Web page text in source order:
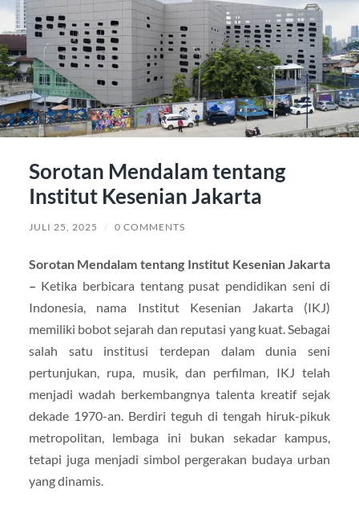
Sorotan Mendalam tentang
Institut Kesenian Jakarta
JULI 25, 2025 / 0 COMMENTS
Sorotan Mendalam tentang Institut Kesenian Jakarta
– Ketika berbicara tentang pusat pendidikan seni di
Indonesia, nama Institut Kesenian Jakarta (IKJ)
memiliki bobot sejarah dan reputasi yang kuat. Sebagai
salah satu institusi terdepan dalam dunia seni
pertunjukan, rupa, musik, dan perfilman, IKJ telah
menjadi wadah berkembangnya talenta kreatif sejak
dekade 1970-an. Berdiri teguh di tengah hiruk-pikuk
metropolitan, lembaga ini bukan sekadar kampus,
tetapi juga menjadi simbol pergerakan budaya urban
yang dinamis.